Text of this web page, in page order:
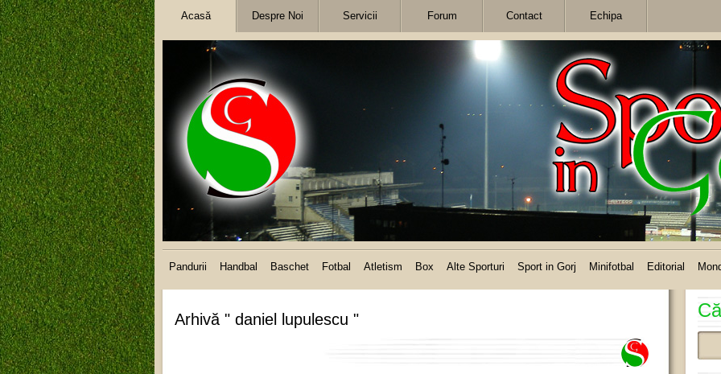
Acasă Despre Noi Servicii Forum Contact Echipa
Pandurii Handbal Baschet Fotbal Atletism Box Alte Sporturi Sport in Gorj Minifotbal Editorial
Arhivă " daniel lupulescu "